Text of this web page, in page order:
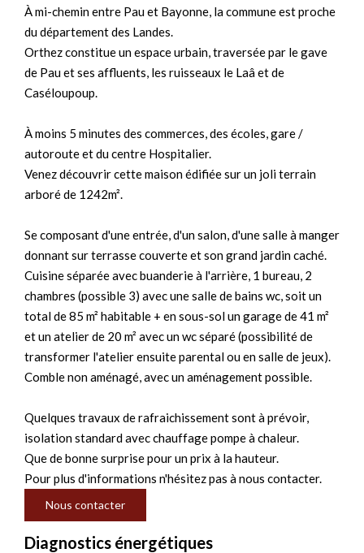
À mi-chemin entre Pau et Bayonne, la commune est proche
du département des Landes.
Orthez constitue un espace urbain, traversée par le gave
de Pau et ses affluents, les ruisseaux le Laâ et de
Caséloupoup.
À moins 5 minutes des commerces, des écoles, gare /
autoroute et du centre Hospitalier.
Venez découvrir cette maison édifiée sur un joli terrain
arboré de 1242m².
Se composant d'une entrée, d'un salon, d'une salle à manger
donnant sur terrasse couverte et son grand jardin caché.
Cuisine séparée avec buanderie à l'arrière, 1 bureau, 2
chambres (possible 3) avec une salle de bains wc, soit un
total de 85 m² habitable + en sous-sol un garage de 41 m²
et un atelier de 20 m² avec un wc séparé (possibilité de
transformer l'atelier ensuite parental ou en salle de jeux).
Comble non aménagé, avec un aménagement possible.
Quelques travaux de rafraichissement sont à prévoir,
isolation standard avec chauffage pompe à chaleur.
Que de bonne surprise pour un prix à la hauteur.
Pour plus d'informations n'hésitez pas à nous contacter.
Nous contacter
Diagnostics énergétiques